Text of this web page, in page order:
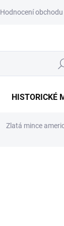
Hodnocení obchodu
HISTORICKÉ
Zlatá mince